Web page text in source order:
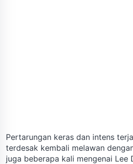
Pertarungan keras dan intens
terdesak kembali melawan
juga beberapa kali mengenai Lee